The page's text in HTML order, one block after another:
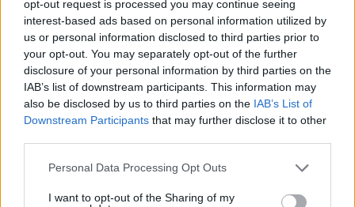
opt-out request is processed you may continue seeing
interest-based ads based on personal information utilized by
us or personal information disclosed to third parties prior to
your opt-out. You may separately opt-out of the further
disclosure of your personal information by third parties on the
IAB’s list of downstream participants. This information may
also be disclosed by us to third parties on the IAB’s List of
Downstream Participants that may further disclose it to other
Please note that this website/app uses one or more Google
not limited to your visit or usage behaviour. You may click to
Personal Data Processing Opt Outs
I want to opt-out of the Sharing of my
particolare sulla loro accuratezza, qualità, veridicità,
contenuto e legittimità. Contents S.p.A. non è altresì
responsabile se i risultati di una ricerca portano alla
consultazione di informazioni ritenute non gradite,
non congruenti con lo scopo della ricerca, offensive
o dannose. Contents S.p.A. non potrà in nessun caso
essere ritenuta responsabile dei danni, diretti ed
stessa.